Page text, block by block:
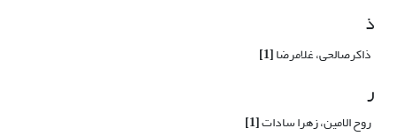
ذ
ذاکرصالحی، غلامرضا[1]
ر
روح الامین، زهرا سادات[1]